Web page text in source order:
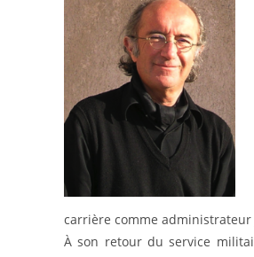
carrière comme
À son retour du service